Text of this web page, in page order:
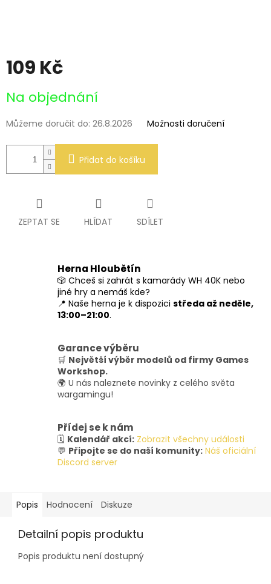
109 Kč
cena:
Na objednání
Můžeme doručit do: 26.8.2026 Možnosti doručení
Přidat do košíku
ZEPTAT SE HLÍDAT SDÍLET
Herna Hloubětín
🎲 Chceš si zahrát s kamarády WH 40K nebo
jiné hry a nemáš kde?
📍 Naše herna je k dispozici středa až neděle,
13:00–21:00.
Garance výběru
🛒 Největší výběr modelů od firmy Games
Workshop.
🌍 U nás naleznete novinky z celého světa
wargamingu!
Přídej se k nám
🗓️ Kalendář akcí: Zobrazit všechny události
💬 Připojte se do naší komunity: Náš oficiální
Discord server
Popis Hodnocení Diskuze
Detailní popis produktu
Popis produktu není dostupný